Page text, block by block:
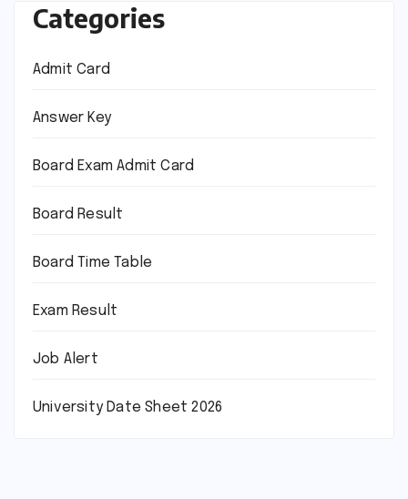
Categories
Admit Card
Answer Key
Board Exam Admit Card
Board Result
Board Time Table
Exam Result
Job Alert
University Date Sheet 2026